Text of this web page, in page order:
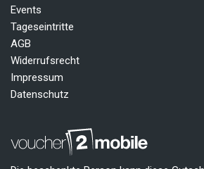
Events
Tageseintritte
AGB
Widerrufsrecht
Impressum
Datenschutz